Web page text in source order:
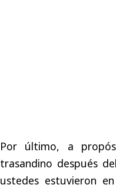
Por último, a
trasandino después
ustedes estuvieron